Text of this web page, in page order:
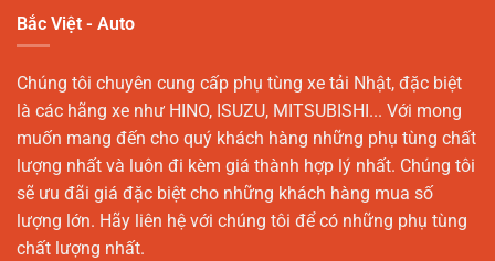
Bắc Việt - Auto
Chúng tôi chuyên cung cấp phụ tùng xe tải Nhật, đặc biệt
là các hãng xe như HINO, ISUZU, MITSUBISHI... Với mong
muốn mang đến cho quý khách hàng những phụ tùng chất
lượng nhất và luôn đi kèm giá thành hợp lý nhất. Chúng tôi
sẽ ưu đãi giá đặc biệt cho những khách hàng mua số
lượng lớn. Hãy liên hệ với chúng tôi để có những phụ tùng
chất lượng nhất.